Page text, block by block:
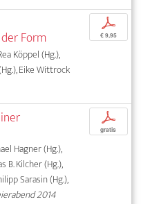
Form
Köppel (Hg.),
Eike Wittrock
p
€ 9,95
Hagner (Hg.),
B. Kilcher (Hg.),
Sarasin (Hg.),
2014
p
gratis